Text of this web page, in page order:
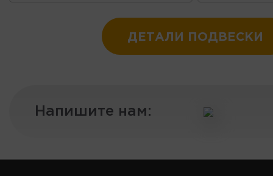
ДЕТАЛИ ПОДВЕСКИ
Напишите нам: